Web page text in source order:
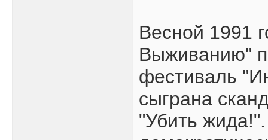
Весной 1991
Выживанию"
фестиваль
сыграна
"Убить